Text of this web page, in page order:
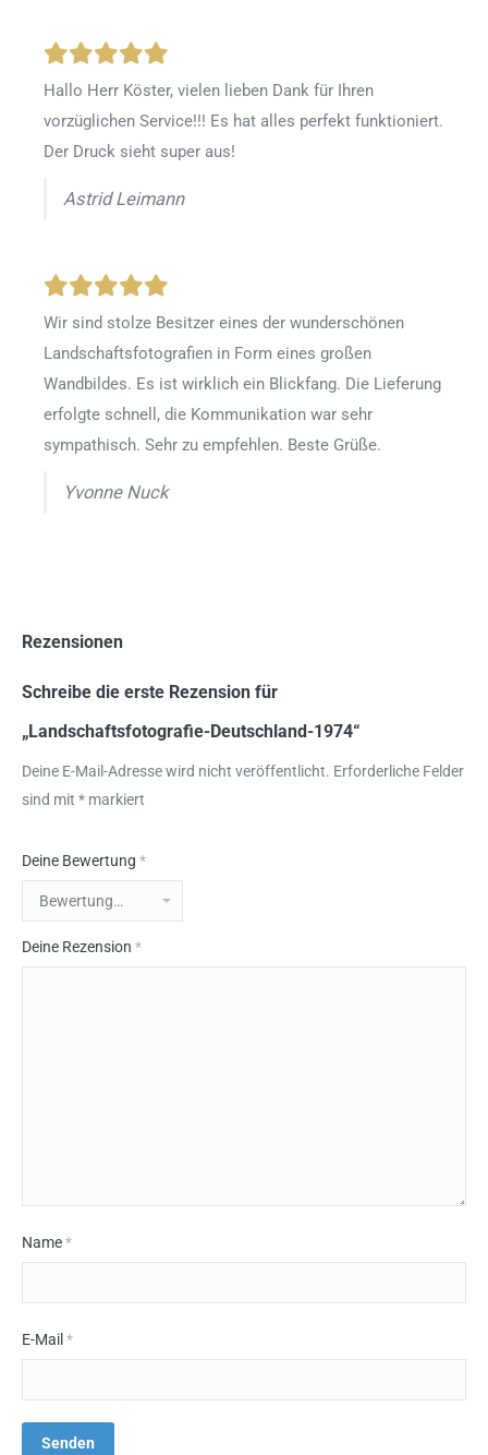
Hallo Herr Köster, vielen lieben Dank für Ihren
vorzüglichen Service!!! Es hat alles perfekt funktioniert.
Der Druck sieht super aus!
Astrid Leimann
Wir sind stolze Besitzer eines der wunderschönen
Landschaftsfotografien in Form eines großen
Wandbildes. Es ist wirklich ein Blickfang. Die Lieferung
erfolgte schnell, die Kommunikation war sehr
sympathisch. Sehr zu empfehlen. Beste Grüße.
Yvonne Nuck
Rezensionen
Schreibe die erste Rezension für
„Landschaftsfotografie-Deutschland-1974“
Deine E-Mail-Adresse wird nicht veröffentlicht. Erforderliche Felder
sind mit * markiert
Deine Bewertung *
Deine Rezension *
Name*
E-Mail *